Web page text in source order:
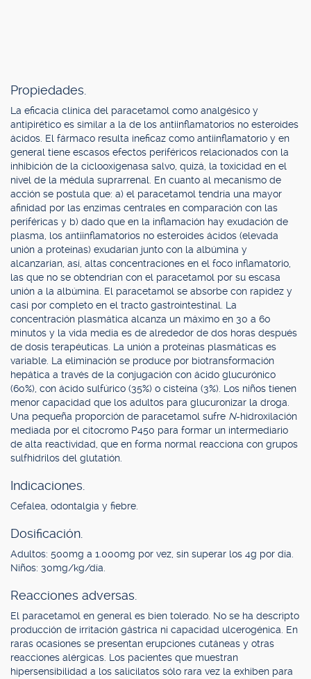
Propiedades.
La eficacia clínica del paracetamol como analgésico y
antipirético es similar a la de los antiinflamatorios no esteroides
ácidos. El fármaco resulta ineficaz como antiinflamatorio y en
general tiene escasos efectos periféricos relacionados con la
inhibición de la ciclooxigenasa salvo, quizá, la toxicidad en el
nivel de la médula suprarrenal. En cuanto al mecanismo de
acción se postula que: a) el paracetamol tendría una mayor
afinidad por las enzimas centrales en comparación con las
periféricas y b) dado que en la inflamación hay exudación de
plasma, los antiinflamatorios no esteroides ácidos (elevada
unión a proteínas) exudarían junto con la albúmina y
alcanzarían, así, altas concentraciones en el foco inflamatorio,
las que no se obtendrían con el paracetamol por su escasa
unión a la albúmina. El paracetamol se absorbe con rapidez y
casi por completo en el tracto gastrointestinal. La
concentración plasmática alcanza un máximo en 30 a 60
minutos y la vida media es de alrededor de dos horas después
de dosis terapéuticas. La unión a proteínas plasmáticas es
variable. La eliminación se produce por biotransformación
hepática a través de la conjugación con ácido glucurónico
(60%), con ácido sulfúrico (35%) o cisteína (3%). Los niños tienen
menor capacidad que los adultos para glucuronizar la droga.
Una pequeña proporción de paracetamol sufre N-hidroxilación
mediada por el citocromo P450 para formar un intermediario
de alta reactividad, que en forma normal reacciona con grupos
sulfhidrilos del glutatión.
Indicaciones.
Cefalea, odontalgia y fiebre.
Dosificación.
Adultos: 500mg a 1.000mg por vez, sin superar los 4g por día.
Niños: 30mg/kg/día.
Reacciones adversas.
El paracetamol en general es bien tolerado. No se ha descripto
producción de irritación gástrica ni capacidad ulcerogénica. En
raras ocasiones se presentan erupciones cutáneas y otras
reacciones alérgicas. Los pacientes que muestran
hipersensibilidad a los salicilatos sólo rara vez la exhiben para